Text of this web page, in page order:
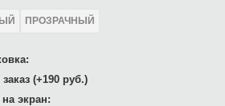
ПРОЗРАЧНЫЙ
(+190 руб.)
экран: